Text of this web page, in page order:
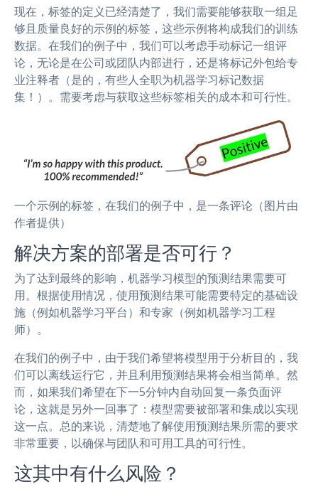
现在，标签的定义已经清楚了，我们需要能够获取一组足
够且质量良好的示例的标签，这些示例将构成我们的训练
数据。在我们的例子中，我们可以考虑手动标记一组评
论，无论是在公司或团队内部进行，还是将标记外包给专
业注释者（是的，有些人全职为机器学习标记数据
集！）。需要考虑与获取这些标签相关的成本和可行性。
一个示例的标签，在我们的例子中，是一条评论（图片由
作者提供）
解决方案的部署是否可行？
为了达到最终的影响，机器学习模型的预测结果需要可
用。根据使用情况，使用预测结果可能需要特定的基础设
施（例如机器学习平台）和专家（例如机器学习工程
师）。
在我们的例子中，由于我们希望将模型用于分析目的，我
们可以离线运行它，并且利用预测结果将会相当简单。然
而，如果我们希望在下一5分钟内自动回复一条负面评
论，这就是另外一回事了：模型需要被部署和集成以实现
这一点。总的来说，清楚地了解使用预测结果所需的要求
非常重要，以确保与团队和可用工具的可行性。
这其中有什么风险？